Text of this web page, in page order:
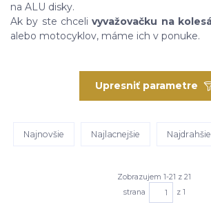
na ALU disky.
Ak by ste chcelivyvažovačku na
alebo motocyklov, máme ich v ponuke.
Upresniť parametre
Najnovšie Najlacnejšie Najdrahšie
Zobrazujem 1-21 z 21
strana
z 1